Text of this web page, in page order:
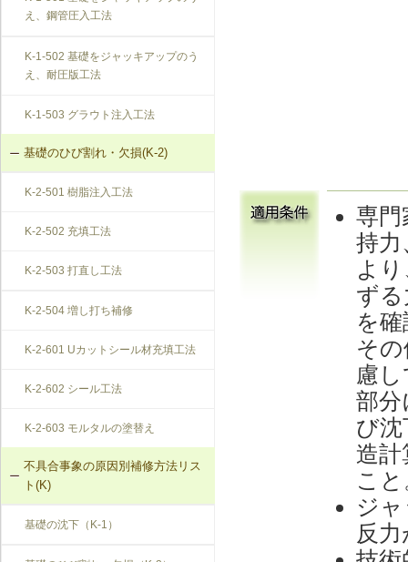
え、鋼管圧入工法
K-1-502 基礎をジャッキアップのう
え、耐圧版工法
K-1-503 グラウト注入工法
基礎のひび割れ・欠損(K-2)
K-2-501 樹脂注入工法
K-2-502 充填工法
K-2-503 打直し工法
K-2-504 増し打ち補修
K-2-601 Uカットシール材充填工法
K-2-602 シール工法
K-2-603 モルタルの塗替え
不具合事象の原因別補修方法リス
ト(K)
基礎の沈下（K-1）
専門
持力
よ
ず
を
そ
慮
部分
び
造
こ
ジ
反